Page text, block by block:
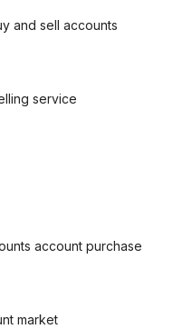
and sell accounts
service
account purchase
market